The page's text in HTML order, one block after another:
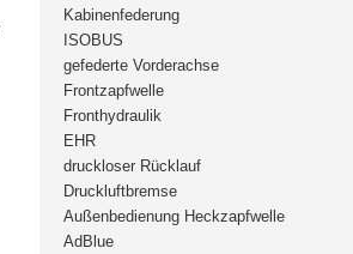
Kabinenfederung
ISOBUS
gefederte Vorderachse
Frontzapfwelle
Fronthydraulik
EHR
druckloser Rücklauf
Druckluftbremse
Außenbedienung Heckzapfwelle
AdBlue